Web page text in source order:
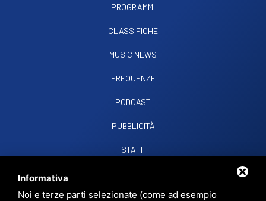
PROGRAMMI
CLASSIFICHE
MUSIC NEWS
FREQUENZE
PODCAST
PUBBLICITÀ
STAFF
Informativa
Noi e terze parti selezionate (come ad esempio